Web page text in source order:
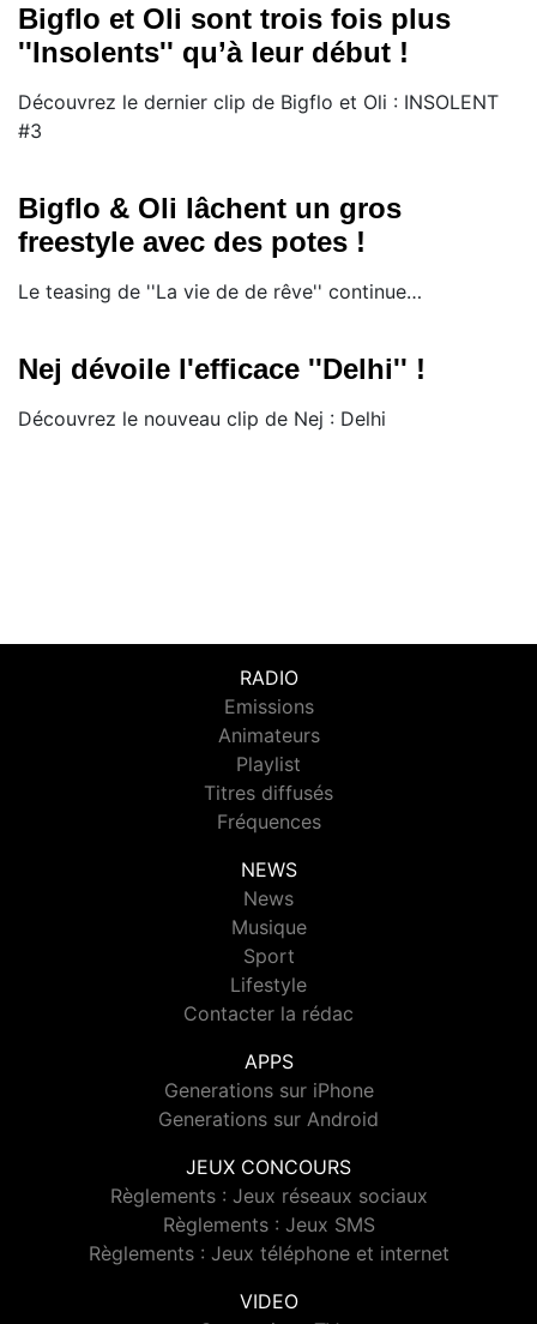
Bigflo et Oli sont trois fois plus
''Insolents'' qu’à leur début !
Découvrez le dernier clip de Bigflo et Oli : INSOLENT
#3
Bigflo & Oli lâchent un gros
freestyle avec des potes !
Le teasing de ''La vie de de rêve'' continue…
Nej dévoile l'efficace ''Delhi'' !
Découvrez le nouveau clip de Nej : Delhi
RADIO
Emissions
Animateurs
Playlist
Titres diffusés
Fréquences
NEWS
News
Musique
Sport
Lifestyle
Contacter la rédac
APPS
Generations sur iPhone
Generations sur Android
JEUX CONCOURS
Règlements : Jeux réseaux sociaux
Règlements : Jeux SMS
Règlements : Jeux téléphone et internet
VIDEO